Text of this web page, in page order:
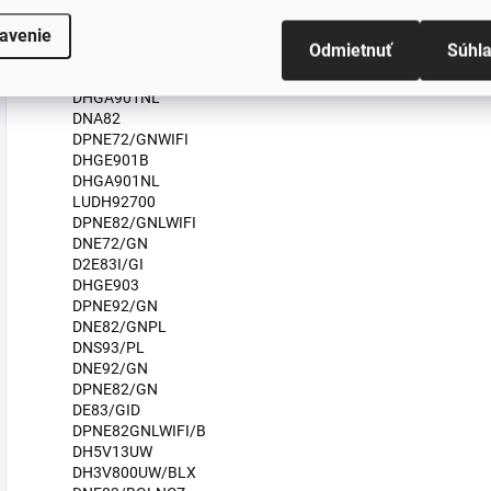
Odmietnuť
DHGA901NL
DNA82
DPNE72/GNWIFI
DHGE901B
DHGA901NL
LUDH92700
DPNE82/GNLWIFI
DNE72/GN
D2E83I/GI
DHGE903
DPNE92/GN
DNE82/GNPL
DNS93/PL
DNE92/GN
DPNE82/GN
DE83/GID
DPNE82GNLWIFI/B
DH5V13UW
DH3V800UW/BLX